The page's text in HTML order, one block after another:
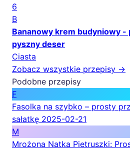
6
B
Bananowy krem budyniowy -
pyszny deser
Ciasta
Zobacz wszystkie przepisy →
Podobne przepisy
F
Fasolka na szybko – prosty
sałatkę 2025-02-21
M
Mrożona Natka Pietruszki: